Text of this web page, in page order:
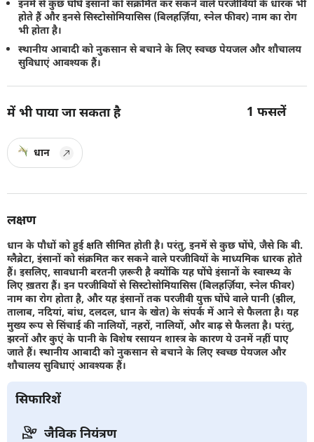
इनमें से कुछ घोंघे इंसानों को संक्रमित कर सकने वाले परजीवियों के धारक भी
होते हैं और इनसे सिस्टोसोमियासिस (बिलहर्ज़िया, स्नेल फीवर) नाम का रोग
भी होता है।
स्थानीय आबादी को नुकसान से बचाने के लिए स्वच्छ पेयजल और शौचालय
सुविधाएं आवश्यक हैं।
में भी पाया जा सकता है 1 फसलें
धान
लक्षण
धान के पौधों को हुई क्षति सीमित होती है। परंतु, इनमें से कुछ घोंघे, जैसे कि बी.
ग्लैब्रेटा, इंसानों को संक्रमित कर सकने वाले परजीवियों के माध्यमिक धारक होते
हैं। इसलिए, सावधानी बरतनी ज़रूरी है क्योंकि यह घोंघे इंसानों के स्वास्थ्य के
लिए ख़तरा हैं। इन परजीवियों से सिस्टोसोमियासिस (बिलहर्ज़िया, स्नेल फीवर)
नाम का रोग होता है, और यह इंसानों तक परजीवी युक्त घोंघे वाले पानी (झील,
तालाब, नदियां, बांध, दलदल, धान के खेत) के संपर्क में आने से फैलता है। यह
मुख्य रूप से सिंचाई की नालियों, नहरों, नालियों, और बाढ़ से फैलता है। परंतु,
झरनों और कुएं के पानी के विशेष रसायन शास्त्र के कारण ये उनमें नहीं पाए
जाते हैं। स्थानीय आबादी को नुकसान से बचाने के लिए स्वच्छ पेयजल और
शौचालय सुविधाएं आवश्यक हैं।
सिफारिशें
जैविक नियंत्रण